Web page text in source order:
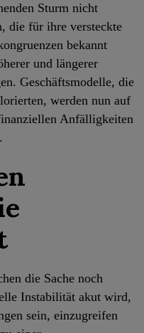
Sturm nicht
die für ihre versteckte
bekannt
und längerer
Geschäftsmodelle, die
werden nun auf
Anfälligkeiten
die Sache noch
Instabilität akut wird,
sein, einzugreifen